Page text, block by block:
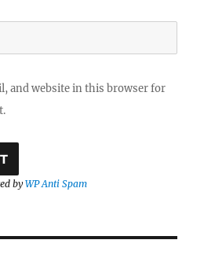
and website in this browser for
byWP Anti Spam